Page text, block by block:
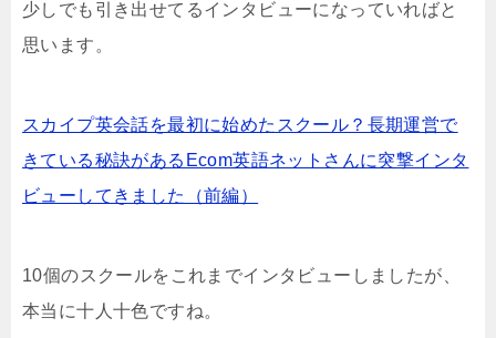
少しでも引き出せてるインタビューになっていればと
思います。
スカイプ英会話を最初に始めたスクール？長期運営で
きている秘訣があるEcom英語ネットさんに突撃インタ
ビューしてきました（前編）
10個のスクールをこれまでインタビューしましたが、
本当に十人十色ですね。